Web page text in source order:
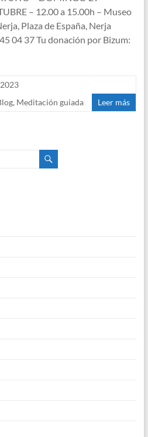
– 12.00 a 15.00h – Museo
Plaza de España, Nerja
04 37 Tu donación por Bizum:
, Meditación guiada Leer más
k
r
d